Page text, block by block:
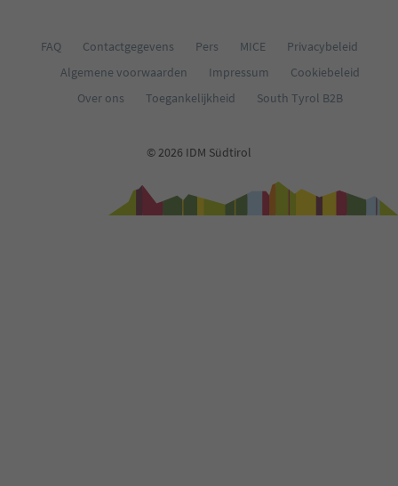
FAQ Contactgegevens Pers MICE
Privacybeleid
Algemene voorwaarden
Impressum
Cookiebeleid
Over ons
Toegankelijkheid South Tyrol B2B
© 2026 IDM Südtirol